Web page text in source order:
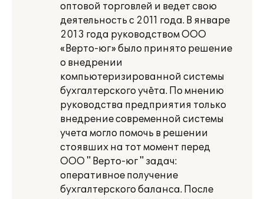
оптовой торговлей и ведет свою
деятельность с 2011 года. В январе
2013 года руководством ООО
«Верто-юг» было принято решение
о внедрении
компьютеризированной системы
бухгалтерского учёта. По мнению
руководства предприятия только
внедрение современной системы
учета могло помочь в решении
стоявших на тот момент перед
ООО " Верто-юг " задач:
оперативное получение
бухгалтерского баланса. После